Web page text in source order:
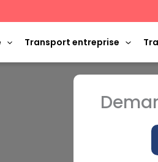
Transport entreprise